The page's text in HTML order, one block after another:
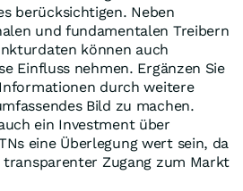
berücksichtigen. Neben
und fundamentalen Treibern
können auch
Einfluss nehmen. Ergänzen Sie
durch weitere
Bild zu machen.
ein Investment über
eine Überlegung wert sein, da
Zugang zum Markt